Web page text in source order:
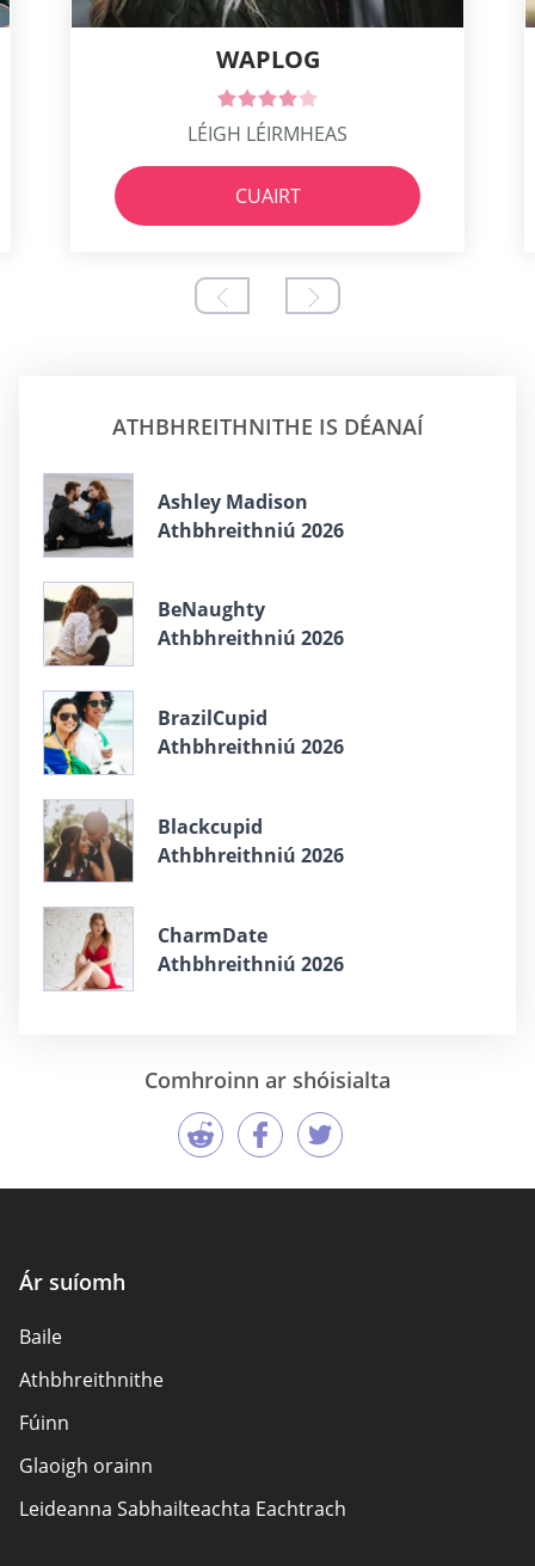
WAPLOG
LÉIGH LÉIRMHEAS
CUAIRT
ATHBHREITHNITHE IS DÉANAÍ
Ashley Madison
Athbhreithniú 2026
BeNaughty
Athbhreithniú 2026
BrazilCupid
Athbhreithniú 2026
Blackcupid
Athbhreithniú 2026
CharmDate
Athbhreithniú 2026
Comhroinn ar shóisialta
Ár suíomh
Baile
Athbhreithnithe
Fúinn
Glaoigh orainn
Leideanna Sabhailteachta Eachtrach